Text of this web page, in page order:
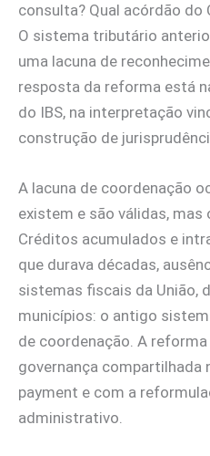
consulta? Qual acórdão do
O sistema tributário
uma lacuna de
resposta da reforma está
do IBS, na interpretação
construção de
A lacuna de coordenação
existem e são válidas, mas
Créditos acumulados e
que durava décadas,
sistemas fiscais da União,
municípios: o antigo
de coordenação. A
governança compartilhada
payment e com a
administrativo.